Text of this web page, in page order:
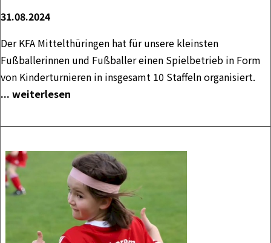
31.08.2024
Der KFA Mittelthüringen hat für unsere kleinsten
Fußballerinnen und Fußballer einen Spielbetrieb in Form
von Kinderturnieren in insgesamt 10 Staffeln organisiert.
... weiterlesen